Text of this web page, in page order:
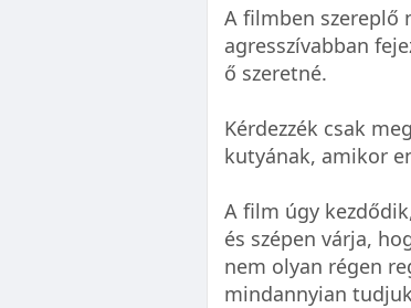
A filmben szereplő
agresszívabban
ő szeretné.
Kérdezzék csak
kutyának, amikor
A film úgy
és szépen várja,
nem olyan régen
mindannyian